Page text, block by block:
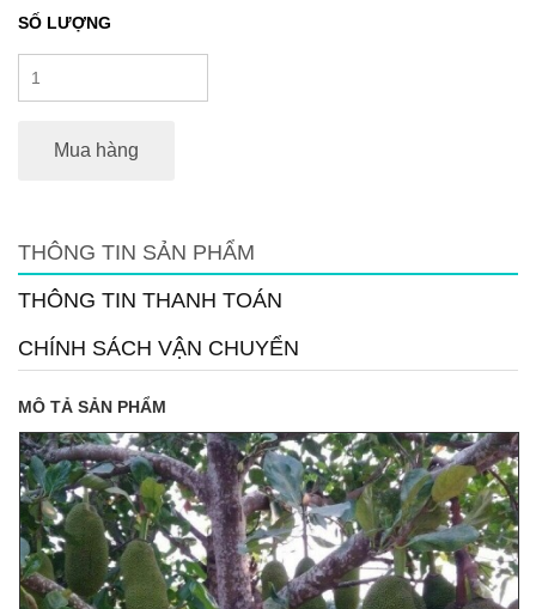
SỐ LƯỢNG
Mua hàng
THÔNG TIN SẢN PHẨM
THÔNG TIN THANH TOÁN
CHÍNH SÁCH VẬN CHUYỂN
MÔ TẢ SẢN PHẨM